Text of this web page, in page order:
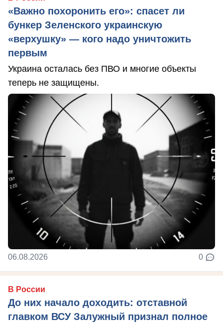
«Важно похоронить его»: спасет ли
бункер Зеленского украинскую
«верхушку» — кого надо уничтожить
первым
Украина осталась без ПВО и многие объекты
теперь не защищены.
06.08.2026 0
В России
До них начало доходить: отставной
главком ВСУ Залужный признал полное